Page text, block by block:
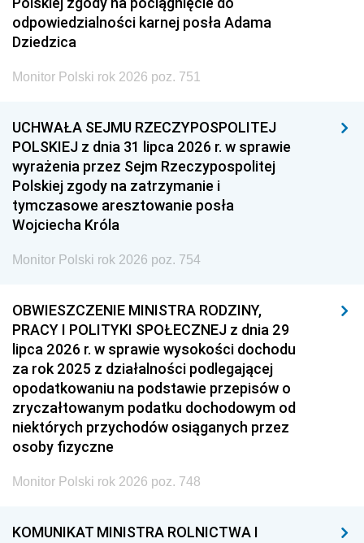
odpowiedzialności karnej posła Adama
Dziedzica
Monitor Polski rok 2026 poz. 751
UCHWAŁA SEJMU RZECZYPOSPOLITEJ
POLSKIEJ z dnia 31 lipca 2026 r. w sprawie
wyrażenia przez Sejm Rzeczypospolitej
Polskiej zgody na zatrzymanie i
tymczasowe aresztowanie posła
Wojciecha Króla
Monitor Polski rok 2026 poz. 754
OBWIESZCZENIE MINISTRA RODZINY,
PRACY I POLITYKI SPOŁECZNEJ z dnia 29
lipca 2026 r. w sprawie wysokości dochodu
za rok 2025 z działalności podlegającej
opodatkowaniu na podstawie przepisów o
zryczałtowanym podatku dochodowym od
niektórych przychodów osiąganych przez
osoby fizyczne
Monitor Polski rok 2026 poz. 748
KOMUNIKAT MINISTRA ROLNICTWA I